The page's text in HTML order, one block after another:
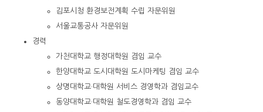
김포시청 환경보전계획 수립 자문위원
서울교통공사 자문위원
경력
가천대학교 행정대학원 겸임 교수
한양대학교 도시대학원 도시마케팅 겸임 교수
상명대학교·대학원 서비스 경영학과 겸임교수
동양대학교·대학원 철도경영학과 겸임 교수